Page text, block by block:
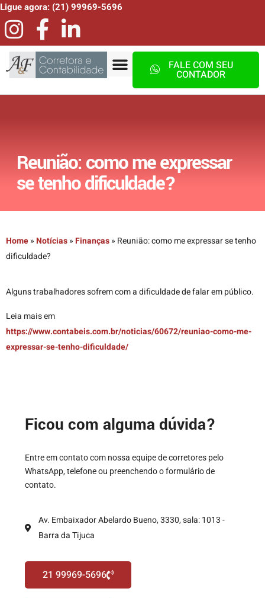
Ligue agora: (21) 99969-5696
FALE COM SEU
CONTADOR
Reunião: como me expressar
se tenho dificuldade?
Home»Notícias»Finanças» Reunião: como me expressar se tenho
dificuldade?
Alguns trabalhadores sofrem com a dificuldade de falar em público.
Leia mais em
https://www.contabeis.com.br/noticias/60672/reuniao-como-me-
expressar-se-tenho-dificuldade/
Ficou com alguma dúvida?
Entre em contato com nossa equipe de corretores pelo
WhatsApp, telefone ou preenchendo o formulário de
contato.
Av. Embaixador Abelardo Bueno, 3330, sala: 1013 -
Barra da Tijuca
21 99969-5696